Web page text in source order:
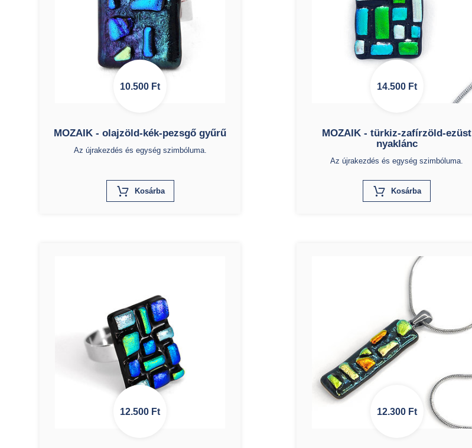
10.500 Ft
MOZAIK - olajzöld-kék-pezsgő gyűrű
Az újrakezdés és egység szimbóluma.
Kosárba
X
14.500Ft
MOZAIK - türkiz-zafírzöld-ezüst
nyaklánc
Az újrakezdés és egység szimbóluma.
Kosárba
X
12.500 Ft 12.300Ft